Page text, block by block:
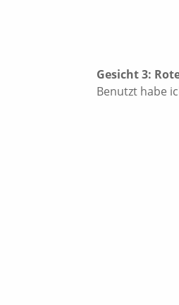
Gesicht 3:
Benutzt habe